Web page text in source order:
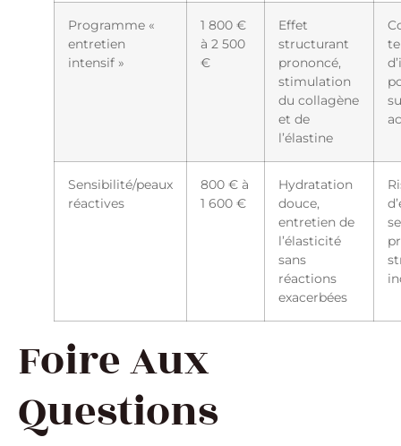
Programme «
entretien
intensif »
1 800 €
à 2 500
€
Effet
structurant
prononcé,
stimulation
du collagène
et de
l’élastine
Sensibilité/peaux
réactives
800 € à
1 600 €
Hydratation
douce,
entretien de
l’élasticité
sans
réactions
exacerbées
Foire Aux
Questions